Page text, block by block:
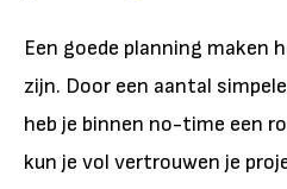
Een goede planning
zijn. Door een aantal
heb je binnen no-time een
kun je vol vertrouwen je